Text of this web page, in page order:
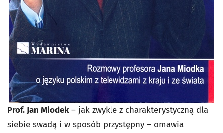
Prof. Jan Miodek– jak zwykle z charakterystyczną dla
siebie swadą i w sposób przystępny – omawia